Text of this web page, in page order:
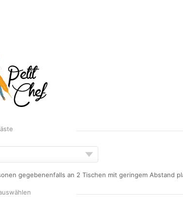
gegebenenfalls an 2 Tischen mit geringem Abstand